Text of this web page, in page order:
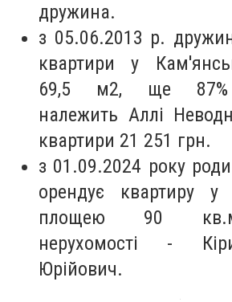
дружина.
з 05.06.2013 р.
квартири у
69,5 м2, ще 87%
належить Аллі
квартири 21 251 грн.
з 01.09.2024 року
орендує квартиру у
площею 90
нерухомості -
Юрійович.